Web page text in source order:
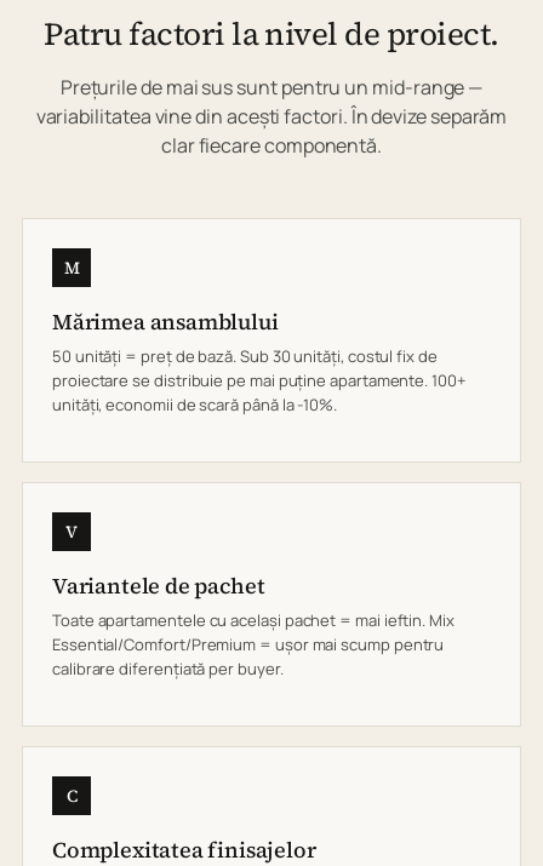
Patru factori la nivel de proiect.
Prețurile de mai sus sunt pentru un mid-range —
variabilitatea vine din acești factori. În devize separăm
clar fiecare componentă.
M
Mărimea ansamblului
50 unități = preț de bază. Sub 30 unități, costul fix de
proiectare se distribuie pe mai puține apartamente. 100+
unități, economii de scară până la -10%.
V
Variantele de pachet
Toate apartamentele cu același pachet = mai ieftin. Mix
Essential/Comfort/Premium = ușor mai scump pentru
calibrare diferențiată per buyer.
C
Complexitatea finisajelor